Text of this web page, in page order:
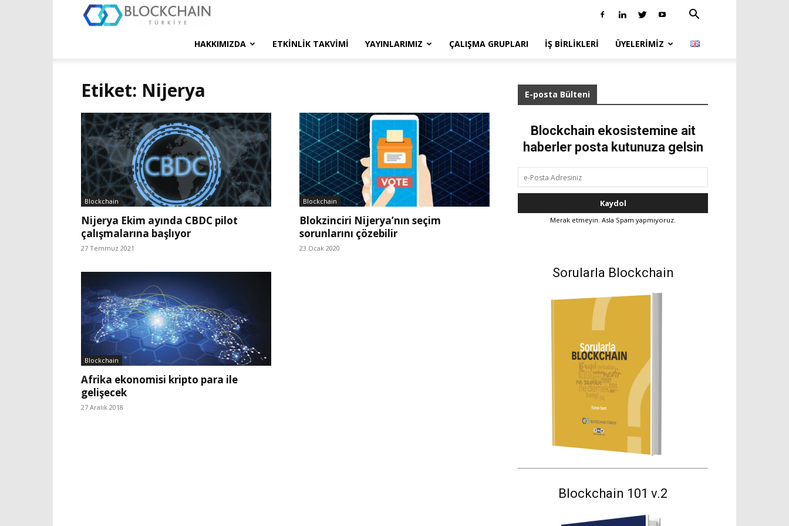
Türkiye
HAKKIMIZDA ETKINLIK TAKVIMI YAYINLARIMIZ ÇALIŞMA GRUPLARI İŞ BIRLIKLERI ÜYELERIMIZ
Etiket: Nijerya
Blockchain
Nijerya Ekim ayında CBDC pilot
çalışmalarına başlıyor
27 Temmuz 2021
Blockchain
Blokzinciri Nijerya’nın seçim
sorunlarını çözebilir
23 Ocak 2020
Blockchain
Afrika ekonomisi kripto para ile
gelişecek
27 Aralık 2018
E-posta Bülteni
Blockchain ekosistemine ait
haberler posta kutunuza gelsin
Merak etmeyin. Asla Spam yapmıyoruz.
Sorularla Blockchain
Blockchain 101 v.2